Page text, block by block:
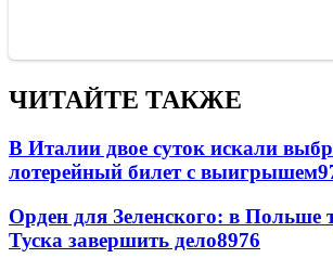
ЧИТАЙТЕ ТАКЖЕ
В Италии двое суток искали
лотерейный билет с выигрышем
Орден для Зеленского: в Польше
Туска завершить дело8976